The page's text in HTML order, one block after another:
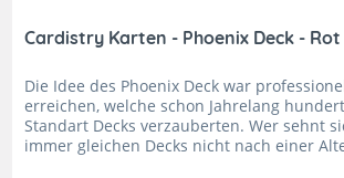
Cardistry Karten - Phoenix Deck - Rot
Die Idee des Phoenix Deck war
erreichen, welche schon Jahrelang
Standart Decks verzauberten. Wer sehnt
immer gleichen Decks nicht nach einer